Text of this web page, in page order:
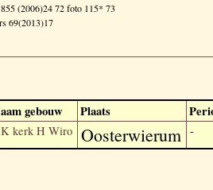
(2006)24 72 foto 115* 73
69(2013)17
gebouw Plaats
kerk H Wiro Oosterwierum -